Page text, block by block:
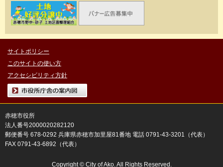
サイトポリシー
このサイトの使い方
アクセシビリティ方針
市役所庁舎の案内図
赤穂市役所
法人番号2000020282120
郵便番号 678-0292 兵庫県赤穂市加里屋81番地 電話 0791-43-3201（代表）
FAX 0791-43-6892（代表）
Copyright © City of Ako. All Rights Reserved.